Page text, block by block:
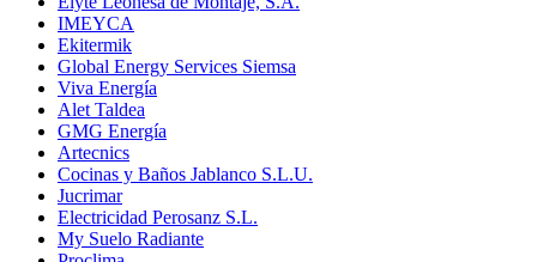
IMEYCA
Ekitermik
Global Energy Services Siemsa
Viva Energía
Alet Taldea
GMG Energía
Artecnics
Cocinas y Baños Jablanco S.L.U.
Jucrimar
Electricidad Perosanz S.L.
My Suelo Radiante